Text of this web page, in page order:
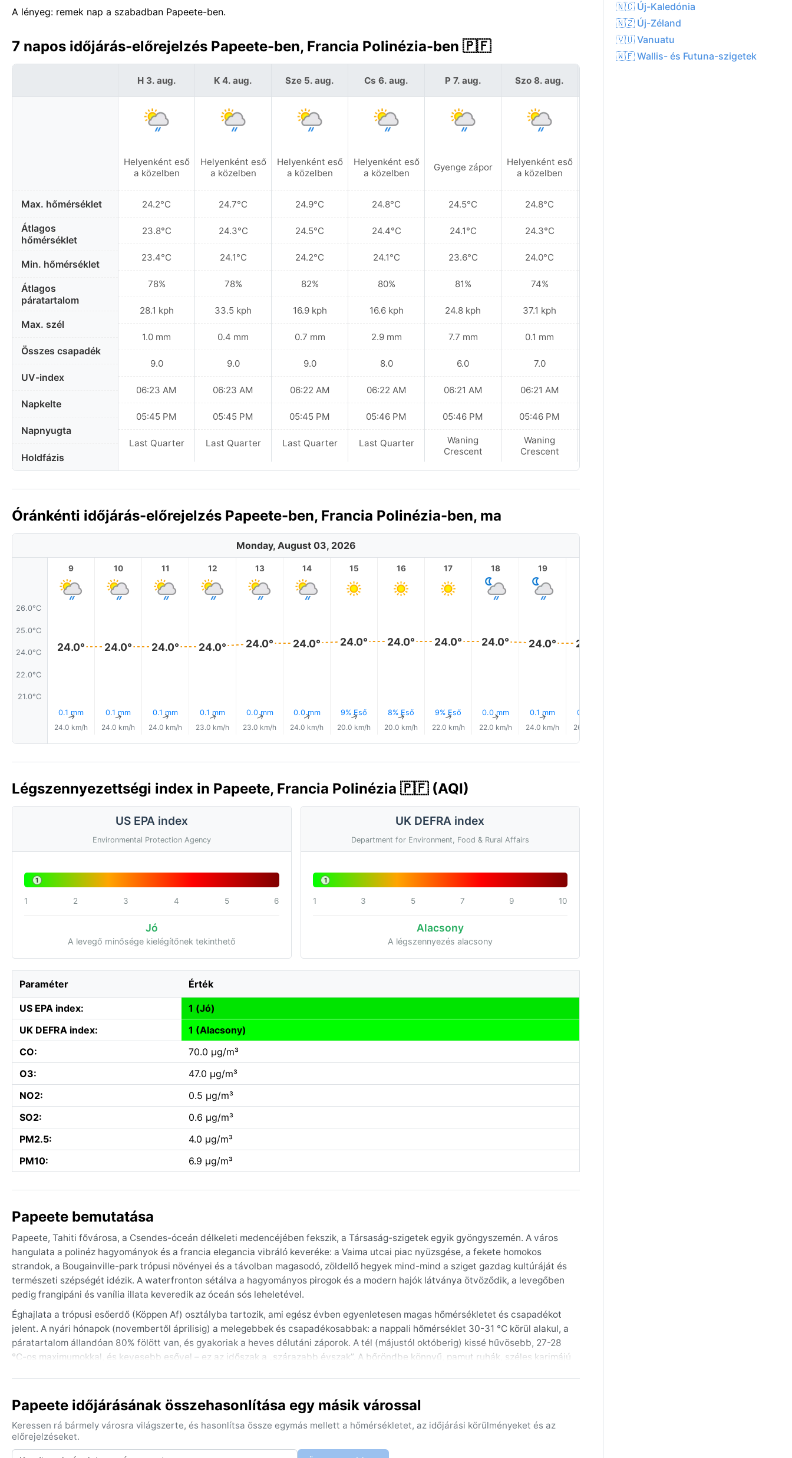
A lényeg: remek nap a szabadban Papeete-ben.
7 napos időjárás-előrejelzés Papeete-ben, Francia Polinézia-ben 🇵🇫
Max. hőmérséklet
Átlagos
hőmérséklet
Min. hőmérséklet
Átlagos
páratartalom
Max. szél
Összes csapadék
UV-index
Napkelte
Napnyugta
Holdfázis
H 3. aug.
Helyenként eső
a közelben
24.2°C
23.8°C
23.4°C
78%
28.1 kph
1.0 mm
9.0
06:23 AM
05:45 PM
Last Quarter
K 4. aug.
Helyenként eső
a közelben
24.7°C
24.3°C
24.1°C
78%
33.5 kph
0.4 mm
9.0
06:23 AM
05:45 PM
Last Quarter
Sze 5. aug.
Helyenként eső
a közelben
24.9°C
24.5°C
24.2°C
82%
16.9 kph
0.7 mm
9.0
06:22 AM
05:45 PM
Last Quarter
Cs 6. aug.
Helyenként eső
a közelben
24.8°C
24.4°C
24.1°C
80%
16.6 kph
2.9 mm
8.0
06:22 AM
05:46 PM
Last Quarter
P 7. aug.
Gyenge zápor
24.5°C
24.1°C
23.6°C
81%
24.8 kph
7.7 mm
6.0
06:21 AM
05:46 PM
Waning
Crescent
Szo 8. aug.
Helyenként eső
a közelben
24.8°C
24.3°C
24.0°C
74%
37.1 kph
0.1 mm
7.0
06:21 AM
05:46 PM
Waning
Crescent
Óránkénti időjárás-előrejelzés Papeete-ben, Francia Polinézia-ben, ma
Monday, August 03, 2026
26.0°C
25.0°C
24.0°C
22.0°C
21.0°C
9
24.0°
0.1 mm
↑
24.0 km/h
10
24.0°
0.1 mm
↑
24.0 km/h
11
24.0°
0.1 mm
↑
24.0 km/h
12
24.0°
0.1 mm
↑
23.0 km/h
13
24.0°
0.0 mm
↑
23.0 km/h
14
24.0°
0.0 mm
↑
24.0 km/h
15
24.0°
9% Eső
↑
20.0 km/h
16
24.0°
8% Eső
↑
20.0 km/h
17
24.0°
9% Eső
↑
22.0 km/h
18
24.0°
0.0 mm
↑
22.0 km/h
19
24.0°
0.1 mm
↑
24.0 km/h
24.0°
0.1 mm
26.0 km/h
Légszennyezettségi index in Papeete, Francia Polinézia 🇵🇫 (AQI)
US EPA index
Environmental Protection Agency
1
1 2 3 4 5 6
Jó
A levegő minősége kielégítőnek tekinthető
UK DEFRA index
Department for Environment, Food & Rural Affairs
1
1 3 5 7 9 10
Alacsony
A légszennyezés alacsony
Paraméter Érték
US EPA index:
1 (Jó)
UK DEFRA index:
1 (Alacsony)
CO:
70.0 µg/m³
O3:
47.0 µg/m³
NO2:
0.5 µg/m³
SO2:
0.6 µg/m³
PM2.5:
4.0 µg/m³
PM10:
6.9 µg/m³
Papeete bemutatása
Papeete, Tahiti fővárosa, a Csendes-óceán délkeleti medencéjében fekszik, a Társaság-szigetek egyik gyöngyszemén. A város
hangulata a polinéz hagyományok és a francia elegancia vibráló keveréke: a Vaima utcai piac nyüzsgése, a fekete homokos
strandok, a Bougainville-park trópusi növényei és a távolban magasodó, zöldellő hegyek mind-mind a sziget gazdag kultúráját és
természeti szépségét idézik. A waterfronton sétálva a hagyományos pirogok és a modern hajók látványa ötvöződik, a levegőben
pedig frangipáni és vanília illata keveredik az óceán sós leheletével.
Éghajlata a trópusi esőerdő (Köppen Af) osztályba tartozik, ami egész évben egyenletesen magas hőmérsékletet és csapadékot
jelent. A nyári hónapok (novembertől áprilisig) a melegebbek és csapadékosabbak: a nappali hőmérséklet 30-31 °C körül alakul, a
páratartalom állandóan 80% fölött van, és gyakoriak a heves délutáni záporok. A tél (májustól októberig) kissé hűvösebb, 27-28
°C-os maximumokkal, és kevesebb esővel – ez az időszak a „szárazabb évszak”. A bőröndbe könnyű, pamut ruhák, széles karimájú
trópusi zápor. Ugyanakkor a várost egész évben érhetik hirtelen, rövid felhőszakadások. A tájfunok ritkák, de a nyári hónapokban
előfordulhat, hogy egy-egy ciklon a közelben halad el. A legszembetűnőbb időjárási jelenség a párás, szinte sűrű levegő, amelyet
a reggeli órákban gyakran ködös pára borít a hegyek lábánál.
Papeete időjárásának összehasonlítása egy másik várossal
Keressen rá bármely városra világszerte, és hasonlítsa össze egymás mellett a hőmérsékletet, az időjárási körülményeket és az
előrejelzéseket.
🇳🇨 Új-Kaledónia
🇳🇿 Új-Zéland
🇻🇺 Vanuatu
🇼🇫 Wallis- és Futuna-szigetek